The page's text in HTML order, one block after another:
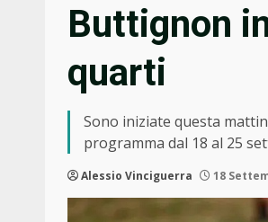
Buttignon
quarti
Sono iniziate questa
programma dal 18 al 25
Alessio Vinciguerra 18